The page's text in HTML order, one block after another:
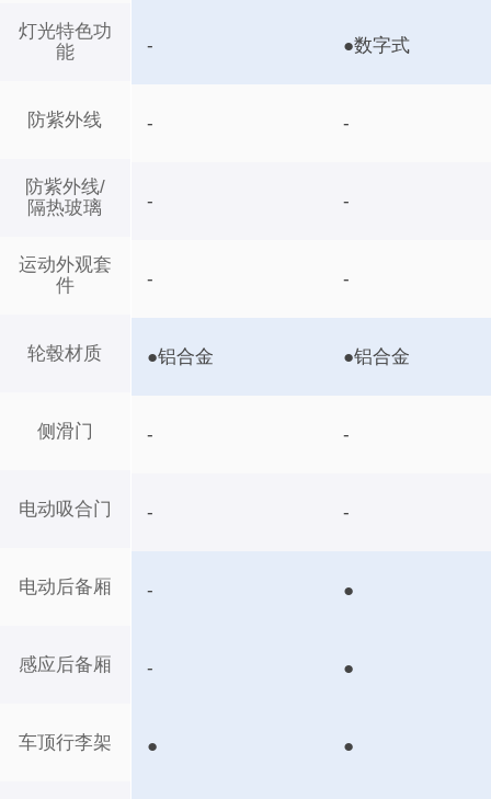
灯光特色功
能
防紫外线
防紫外线/
隔热玻璃
运动外观套
件
轮毂材质
侧滑门
电动吸合门
电动后备厢
感应后备厢
车顶行李架
- ●数字式
- -
- -
- -
●铝合金 ●铝合金
- -
- -
- ●
- ●
● ●